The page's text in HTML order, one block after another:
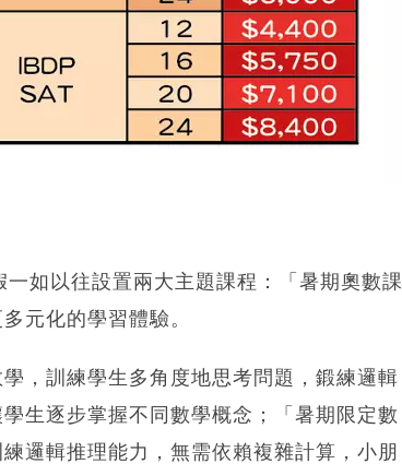
如以往設置兩大主題課程：「暑期奧數課
元化的學習體驗。
，訓練學生多角度地思考問題，鍛練邏輯
生逐步掌握不同數學概念；「暑期限定數
邏輯推理能力，無需依賴複雜計算，小朋